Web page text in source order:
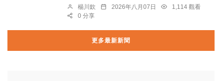
楊川欽 2026年八月07日
1,114 觀看
0 分享
更多最新新聞